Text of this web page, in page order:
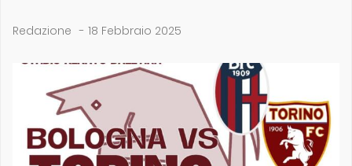
Redazione - 18 Febbraio 2025